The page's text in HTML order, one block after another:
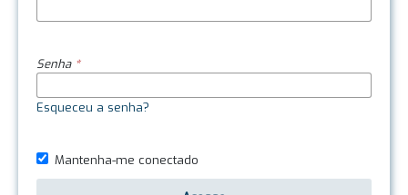
Senha *
Esqueceu a senha?
Mantenha-me conectado